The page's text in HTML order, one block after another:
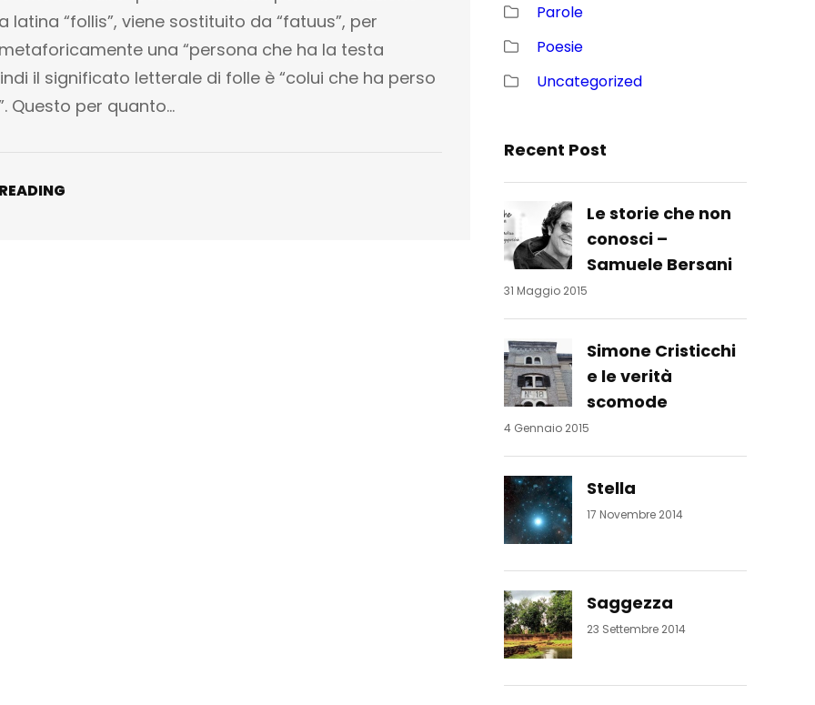
latina “follis”, viene sostituito da “fatuus”, per
una “persona che ha la testa
il significato letterale di folle è “colui che ha perso
Questo per quanto…
Parole
Poesie
Uncategorized
Recent Post
Le storie che non
conosci –
Samuele Bersani
31 Maggio 2015
Simone Cristicchi
e le verità
scomode
4 Gennaio 2015
Stella
17 Novembre 2014
Saggezza
23 Settembre 2014